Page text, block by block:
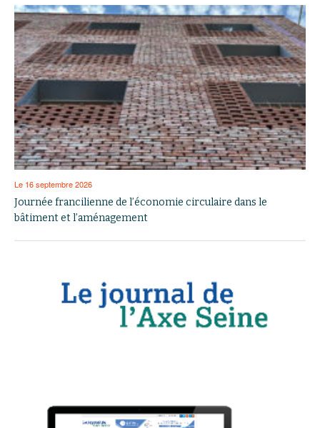
Le 16 septembre 2026
Journée francilienne de l’économie circulaire dans le
bâtiment et l’aménagement